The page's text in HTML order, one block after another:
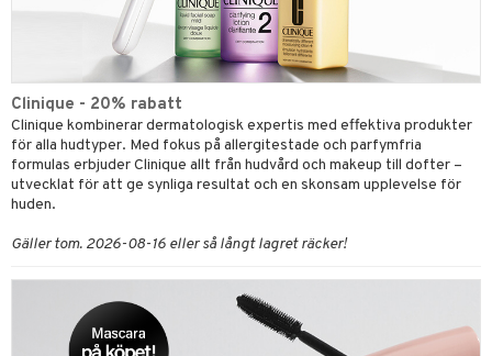
Clinique - 20% rabatt
Clinique kombinerar dermatologisk expertis med effektiva produkter
för alla hudtyper. Med fokus på allergitestade och parfymfria
formulas erbjuder Clinique allt från hudvård och makeup till dofter –
utvecklat för att ge synliga resultat och en skonsam upplevelse för
huden.
Gäller tom. 2026-08-16 eller så långt lagret räcker!